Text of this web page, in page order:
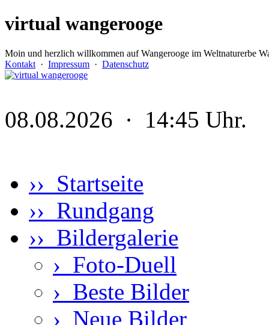
virtual wangerooge
Moin und herzlich willkommen auf Wangerooge im Weltnaturerbe
Kontakt · Impressum · Datenschutz
08.08.2026 · 14:45 Uhr.
›› Startseite
›› Rundgang
›› Bildergalerie
› Foto-Duell
› Beste Bilder
› Neue Bilder